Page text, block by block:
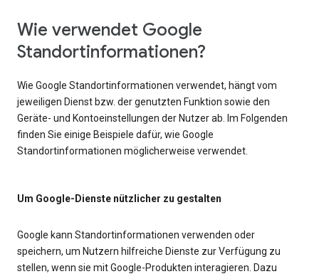
Wie verwendet Google
Standortinformationen?
Wie Google Standortinformationen verwendet, hängt vom
jeweiligen Dienst bzw. der genutzten Funktion sowie den
Geräte- und Kontoeinstellungen der Nutzer ab. Im Folgenden
finden Sie einige Beispiele dafür, wie Google
Standortinformationen möglicherweise verwendet.
Um Google-Dienste nützlicher zu gestalten
Google kann Standortinformationen verwenden oder
speichern, um Nutzern hilfreiche Dienste zur Verfügung zu
stellen, wenn sie mit Google-Produkten interagieren. Dazu